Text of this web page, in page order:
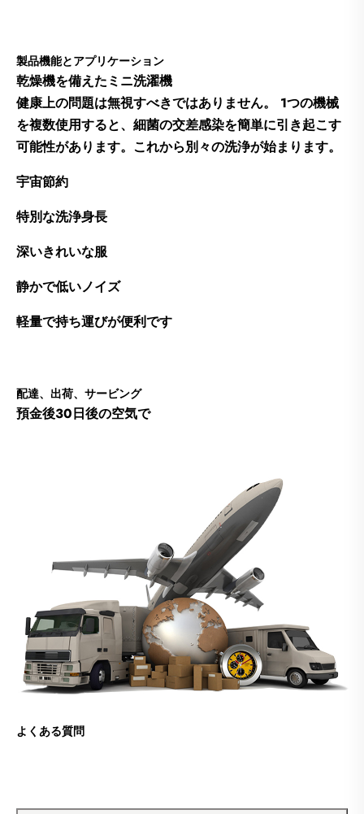
製品機能とアプリケーション
乾燥機を備えたミニ洗濯機
健康上の問題は無視すべきではありません。 1つの機械
を複数使用すると、細菌の交差感染を簡単に引き起こす
可能性があります。これから別々の洗浄が始まります。
宇宙節約
特別な洗浄身長
深いきれいな服
静かで低いノイズ
軽量で持ち運びが便利です
配達、出荷、サービング
預金後30日後の空気で
よくある質問